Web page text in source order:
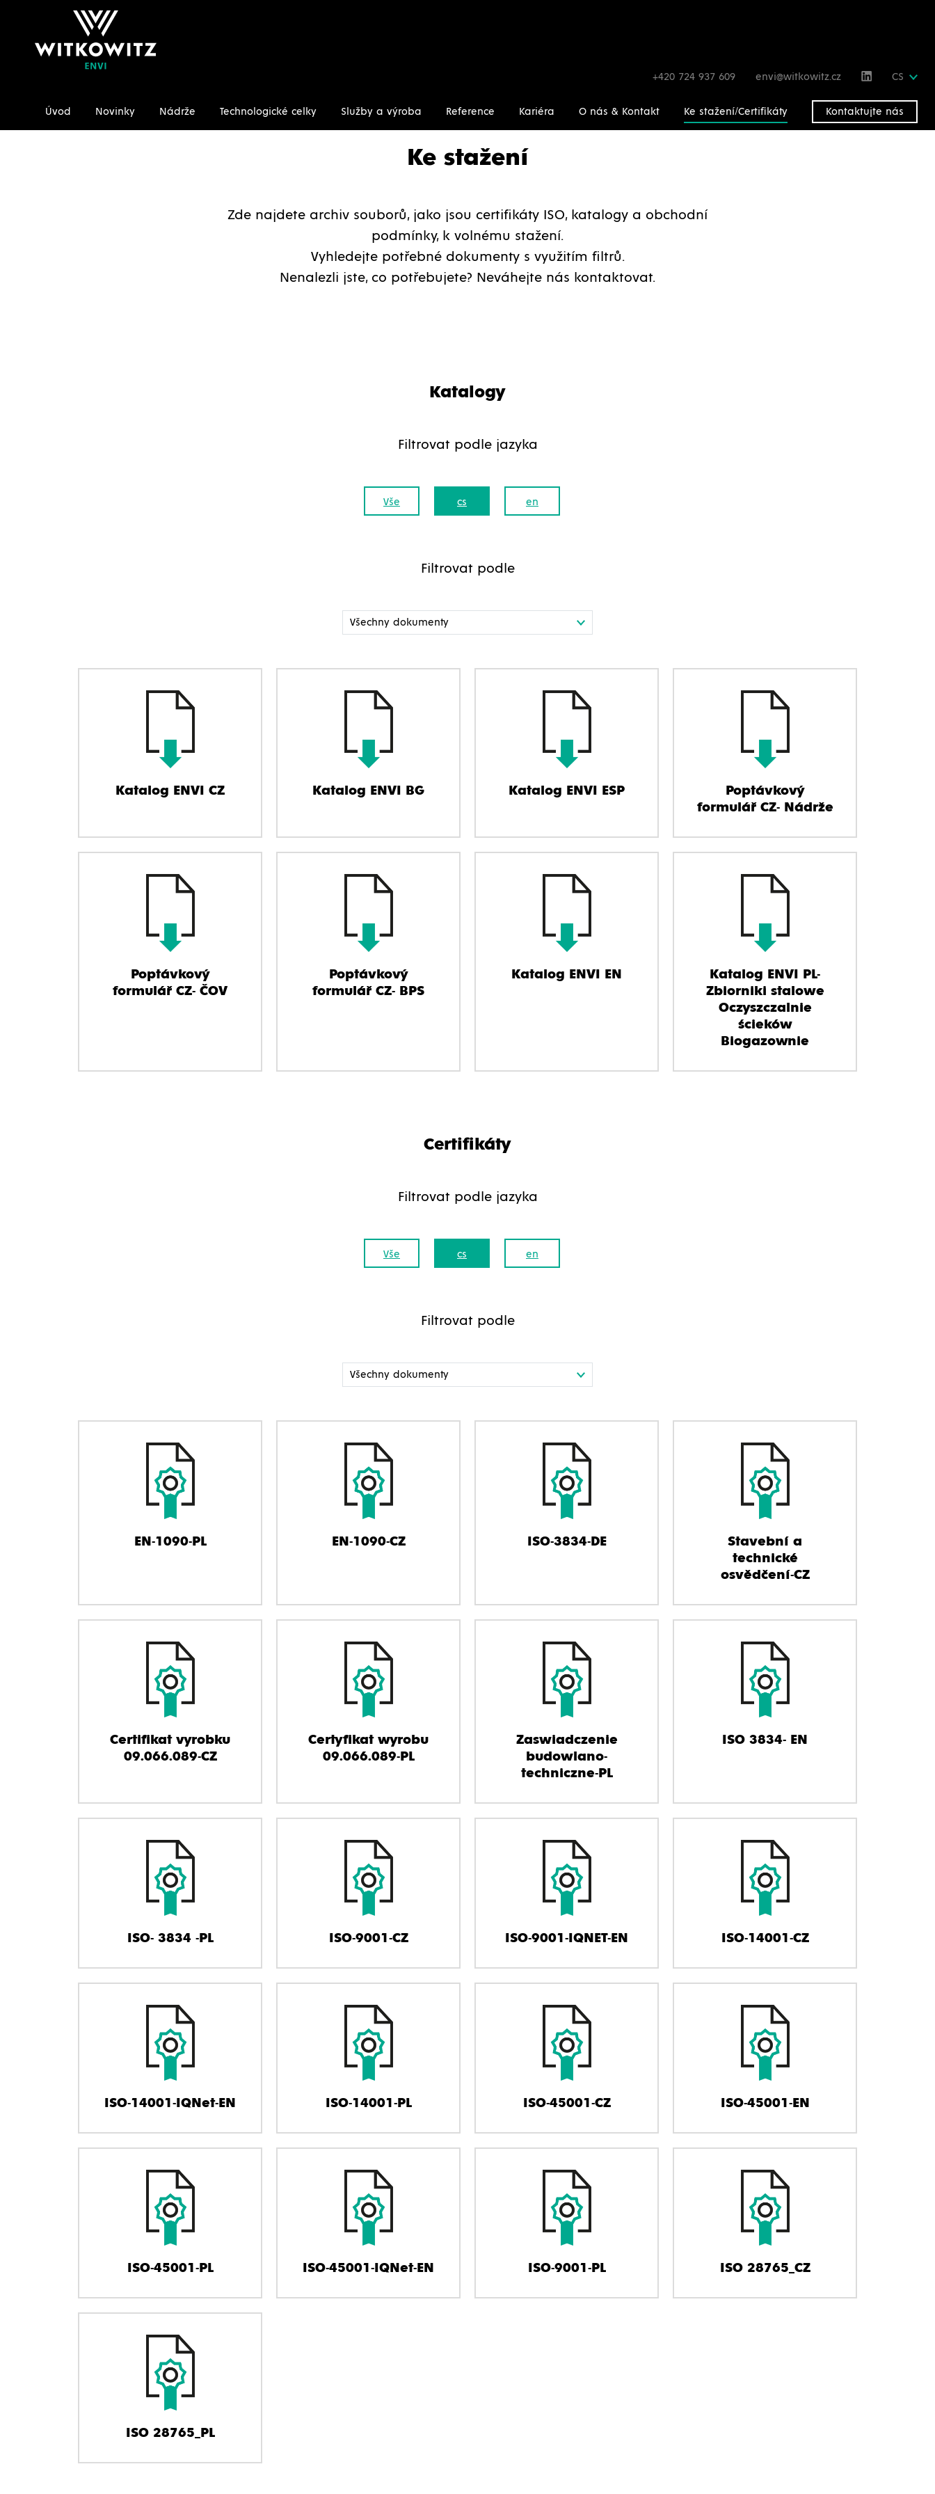
+420 724 937 609 envi@witkowitz.cz CS
Úvod Novinky Nádrže Technologické celky Služby a výroba Reference Kariéra O nás & Kontakt Ke stažení/Certifikáty Kontaktujte nás
Úvodní stránka Ke stažení/Certifikáty
Ke stažení
Zde najdete archiv souborů, jako jsou certifikáty ISO, katalogy a obchodní
podmínky, k volnému stažení.
Vyhledejte potřebné dokumenty s využitím filtrů.
Nenalezli jste, co potřebujete? Neváhejte nás kontaktovat.
Katalogy
Filtrovat podle jazyka
Vše cs en
Filtrovat podle
Katalog ENVI CZ Katalog ENVI BG Katalog ENVI ESP
Poptávkový
formulář CZ- Nádrže
Poptávkový
formulář CZ- ČOV
Poptávkový
formulář CZ- BPS
Katalog ENVI EN
Katalog ENVI PL-
Zbiorniki stalowe
Oczyszczalnie
ścieków
Biogazownie
Certifikáty
Filtrovat podle jazyka
Vše cs en
Filtrovat podle
EN-1090-PL EN-1090-CZ ISO-3834-DE
Stavební a
technické
osvědčení-CZ
Certifikat vyrobku
09.066.089-CZ
Certyfikat wyrobu
09.066.089-PL
Zaswiadczenie
budowlano-
techniczne-PL
ISO 3834- EN
ISO- 3834 -PL ISO-9001-CZ ISO-9001-IQNET-EN ISO-14001-CZ
ISO-14001-IQNet-EN ISO-14001-PL ISO-45001-CZ ISO-45001-EN
ISO-45001-PL ISO-45001-IQNet-EN ISO-9001-PL ISO 28765_CZ
ISO 28765_PL